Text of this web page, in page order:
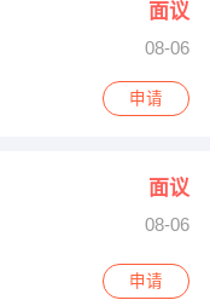
面议
08-06
申请
面议
08-06
申请